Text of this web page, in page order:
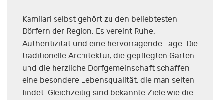
Kamilari selbst gehört zu den beliebtesten
Dörfern der Region. Es vereint Ruhe,
Authentizität und eine hervorragende Lage. Die
traditionelle Architektur, die gepflegten Gärten
und die herzliche Dorfgemeinschaft schaffen
eine besondere Lebensqualität, die man selten
findet. Gleichzeitig sind bekannte Ziele wie die